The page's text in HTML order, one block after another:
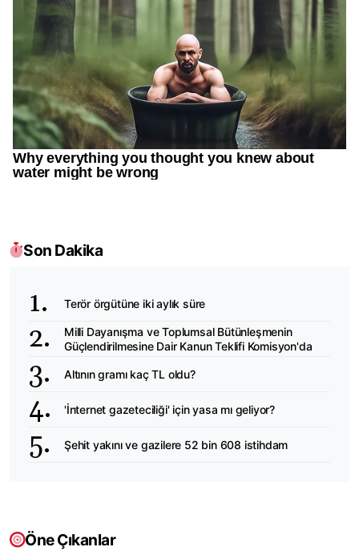
Son Dakika
Terör örgütüne iki aylık süre
Milli Dayanışma ve Toplumsal Bütünleşmenin
Güçlendirilmesine Dair Kanun Teklifi Komisyon'da
Altının gramı kaç TL oldu?
'İnternet gazeteciliği' için yasa mı geliyor?
Şehit yakını ve gazilere 52 bin 608 istihdam
Öne Çıkanlar